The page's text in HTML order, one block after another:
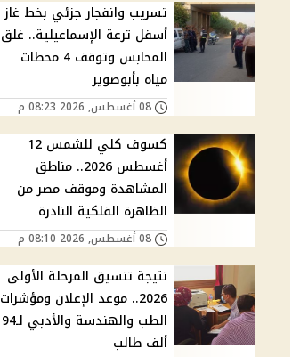
تسريب وانفجار جزئي بخط غاز
أسفل ترعة الإسماعيلية.. غلق
المحابس وتوقف 4 محطات
مياه بأبوصوير
08 أغسطس, 2026 08:23 م
كسوف كلي للشمس 12
أغسطس 2026.. مناطق
المشاهدة وموقف مصر من
الظاهرة الفلكية النادرة
08 أغسطس, 2026 08:10 م
نتيجة تنسيق المرحلة الأولى
2026.. موعد الإعلان ومؤشرات
الطب والهندسة والأدبي لـ94
ألف طالب